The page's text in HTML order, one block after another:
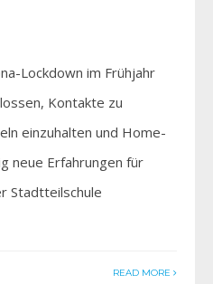
Lockdown im Frühjahr
Kontakte zu
einzuhalten und Home-
neue Erfahrungen für
Stadtteilschule
READ MORE